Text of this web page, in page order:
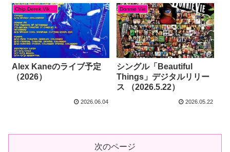
Chip,Derek,Vik ...
Alex Kaneのライブ予定
（2026）
2026.06.04
Donnie Vie
シングル「Beautiful
Things」デジタルリリー
ス （2026.5.22）
2026.05.22
次のページ